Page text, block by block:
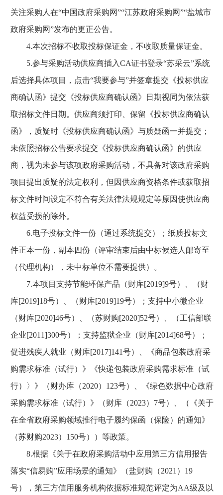
关注采购人在“中国政府采购网”“江苏政府采购网”“盐城市
政府采购网”发布的更正公告。
4.本次招标不收取投标保证金，不收取质量保证金。
5.参与采购活动供应商插入CA证书登录“苏采云”系统
后选择具体项目，点击“我要参与”并签章提交《投标供应
商确认函》提交《投标供应商确认函》日期视同为依法获
取招标文件日期。供应商须打印、保留《投标供应商确认
函》，质疑时《投标供应商确认函》与质疑函一并提交；
未依照招标公告要求提交《投标供应商确认函》的供应
商，视为未参与该项政府采购活动，不具备对该政府采购
项目提出质疑的法定权利，但因供应商资格条件或获取招
标文件时间设定不符合有关法律法规规定等原因使供应商
权益受损的除外。
6.电子投标文件一份（通过系统提交）；纸质投标文
件正本一份，副本四份（评审结束后由中标候选人邮寄至
（代理机构），未中标单位不需要提供）。
7.本项目支持节能环保产品（财库[2019]9号）、（财
库[2019]18号）、（财库[2019]19号）；支持中小微企业
（财库[2020]46号）、（苏财购[2020]52号）、（工信部联
企业[2011]300号）；支持监狱企业（财库[2014]68号）；
促进残疾人就业（财库[2017]141号）、《商品包装政府采
购需求标准（试行）》《快递包装政府采购需求标准（试
行）〉》（财办库（2020）123号）、《绿色数据中心政府
采购需求标准（试行）》（财库（2023）7号）、（《关于
在全省政府采购领域推行电子履约保函（保险）的通知》
（苏财购2023）150号））等政策。
8.根据《关于在政府采购活动中应用第三方信用报告
落实“信易购”应用场景的通知》（盐财购（2021）19
号），第三方信用服务机构依据标准规范评定为AA级及以